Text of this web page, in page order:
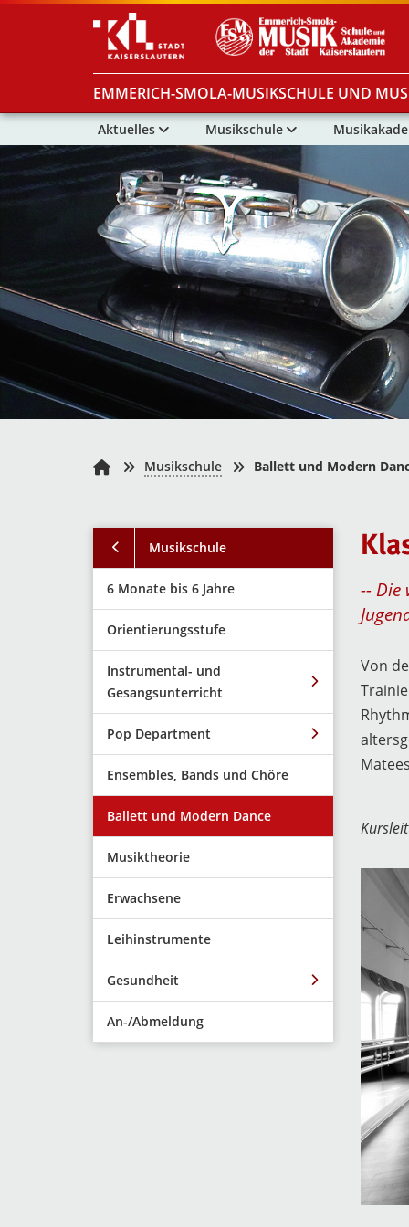
EMMERICH-SMOLA-MUSIKSCHULE UND
Aktuelles Musikschule
Musikschule Ballett und Modern
i
a
Musikschule
6 Monate bis 6 Jahre
Orientierungsstufe
Instrumental- und
Gesangsunterricht
Pop Department
Ensembles, Bands und Chöre
Ballett und Modern Dance
Musiktheorie
Erwachsene
Leihinstrumente
Gesundheit
An-/Abmeldung
-- Die
Von